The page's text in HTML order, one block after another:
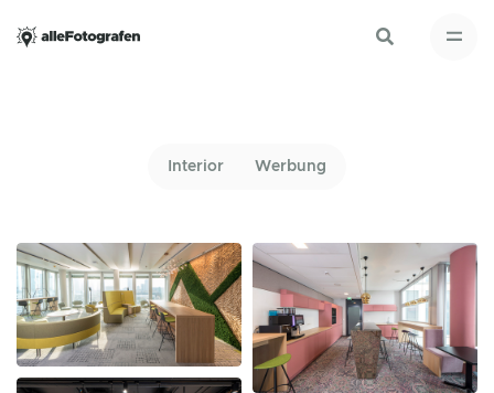
Interior Werbung